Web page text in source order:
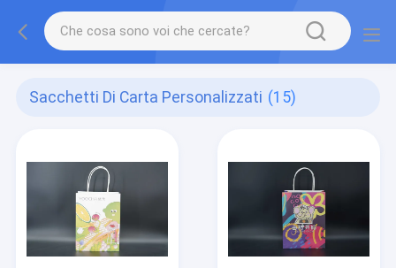
Sacchetti Di Carta Personalizzati (15)